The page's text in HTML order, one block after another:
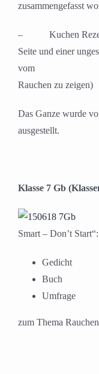
zusammengefasst
– Kuchen Rezept
Seite und einer
vom
Rauchen zu zeigen)
Das Ganze wurde
ausgestellt.
Klasse 7 Gb
Smart – Don’t Start“:
Gedicht
Buch
Umfrage
zum Thema Rauchen